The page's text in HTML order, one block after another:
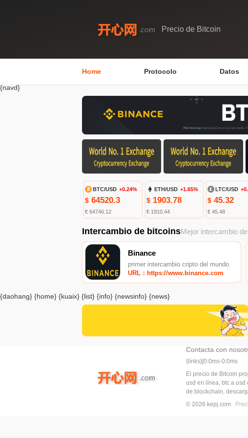
Precio de Bitcoin
Home Protocolo Datos
{navd}
BTC/USD +0.24%
$ 64520.3
€ 64746.12
ETH/USD +1.65%
$1903.78
€ 1910.44
LTC/USD
$45.32
€ 45.48
Intercambio de bitcoinsMejor intercambio
Binance
primer intercambio cripto del mundo.
URL：https://www.binance.com
{daohang} {home} {kuaix} {list} {info} {newsinfo} {news}
Contacta con
{links}[0:0ms-0:0ms
El precio de Bitcoin
usd en línea, btc a
de blockchain,
© 2026 kepj.com